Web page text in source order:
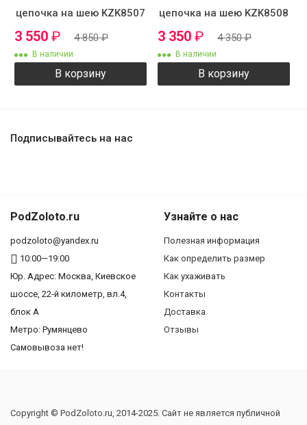
цепочка на шею KZK8507
3 550 ₽ 4 850₽
В наличии
В корзину
цепочка на шею KZK8508
3 350 ₽ 4 350₽
В наличии
В корзину
Подписывайтесь на нас
PodZoloto.ru
podzoloto@yandex.ru
10:00—19:00
Юр. Адреc: Москва, Киевское
шоссе, 22-й километр, вл.4,
блок А
Метро: Румянцево
Самовывоза нет!
Узнайте о нас
Полезная информация
Как определить размер
Как ухаживать
Контакты
Доставка
Отзывы
Copyright © PodZoloto.ru, 2014-2025. Сайт не является публичной